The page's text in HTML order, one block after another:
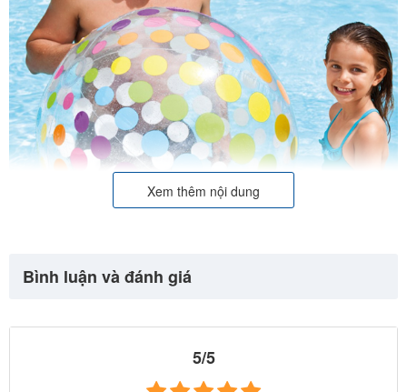
Xem thêm nội dung
Bình luận và đánh giá
5/5